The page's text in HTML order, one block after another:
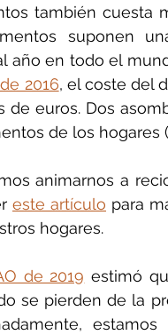
también cuesta
suponen
año en todo el
2016, el coste del
de euros. Dos
de los hogares
animarnos a
este artículo para
hogares.
de 2019 estimó
se pierden de la